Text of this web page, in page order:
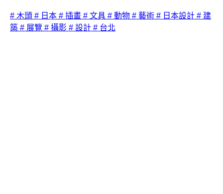
# 木頭 # 日本 # 插畫 # 文具 # 動物 # 藝術 # 日本設計 # 建
築 # 展覽 # 攝影 # 設計 # 台北